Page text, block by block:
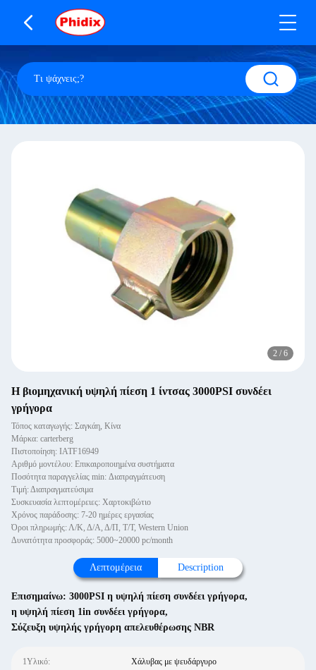
2 / 6
Η βιομηχανική υψηλή πίεση 1 ίντσας 3000PSI συνδέει
γρήγορα
Τόπος καταγωγής: Σαγκάη, Κίνα
Μάρκα: carterberg
Πιστοποίηση: IATF16949
Αριθμό μοντέλου: Επικαιροποιημένα συστήματα
Ποσότητα παραγγελίας min: Διαπραγμάτευση
Τιμή: Διαπραγματεύσιμα
Συσκευασία λεπτομέρειες: Χαρτοκιβώτιο
Χρόνος παράδοσης: 7-20 ημέρες εργασίας
Όροι πληρωμής: Λ/Κ, Δ/Α, Δ/Π, Τ/Τ, Western Union
Δυνατότητα προσφοράς: 5000~20000 pc/month
Λεπτομέρεια Description
Επισημαίνω: 3000PSI η υψηλή πίεση συνδέει γρήγορα,
η υψηλή πίεση 1in συνδέει γρήγορα,
Σύζευξη υψηλής γρήγορη απελευθέρωσης NBR
1Υλικό: Χάλυβας με ψευδάργυρο